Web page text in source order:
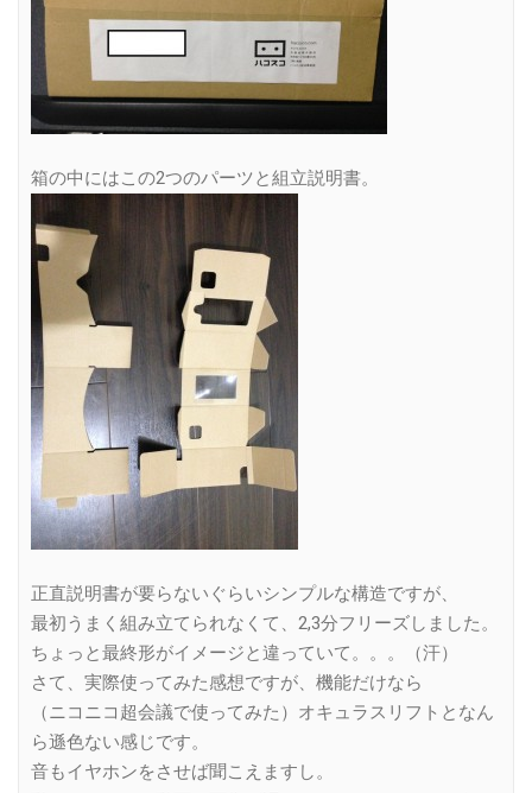
箱の中にはこの2つのパーツと組立説明書。
正直説明書が要らないぐらいシンプルな構造ですが、
最初うまく組み立てられなくて、2,3分フリーズしました。
ちょっと最終形がイメージと違っていて。。。（汗）
さて、実際使ってみた感想ですが、機能だけなら
（ニコニコ超会議で使ってみた）オキュラスリフトとなん
ら遜色ない感じです。
音もイヤホンをさせば聞こえますし。